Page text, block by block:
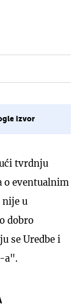
izvor
tvrdnju
o eventualnim
nije u
dobro
se Uredbe i
a".